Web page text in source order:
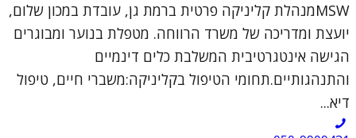
MSWמנהלת קליניקה פרטית ברמת גן, עובדת במכון שלום,
יועצת ומדריכה של משרד הרווחה. מטפלת בנוער ומבוגרים
הגישה אינטגרטיבית המשלבת כלים דינמיים
והתנהגותיים.תחומי הטיפול בקליניקה:משברי חיים, טיפול
דיא...